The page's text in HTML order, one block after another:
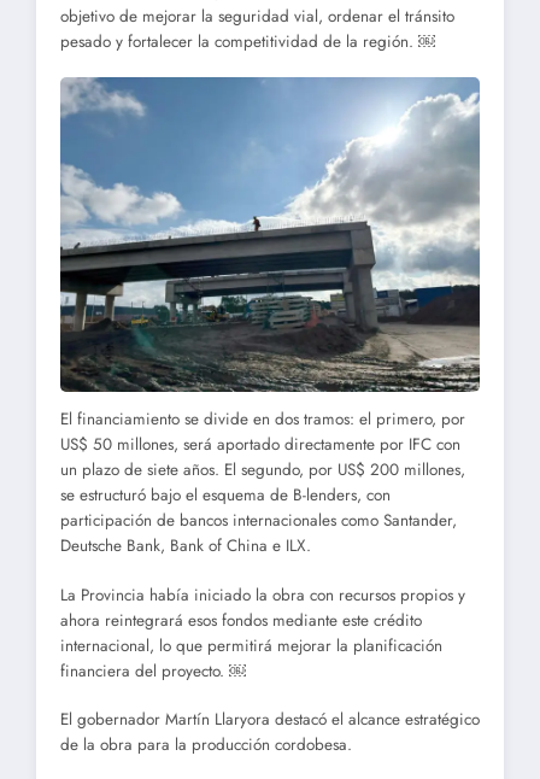
objetivo de mejorar la seguridad vial, ordenar el tránsito
pesado y fortalecer la competitividad de la región. ￼
El financiamiento se divide en dos tramos: el primero, por
US$ 50 millones, será aportado directamente por IFC con
un plazo de siete años. El segundo, por US$ 200 millones,
se estructuró bajo el esquema de B-lenders, con
participación de bancos internacionales como Santander,
Deutsche Bank, Bank of China e ILX.
La Provincia había iniciado la obra con recursos propios y
ahora reintegrará esos fondos mediante este crédito
internacional, lo que permitirá mejorar la planificación
financiera del proyecto. ￼
El gobernador Martín Llaryora destacó el alcance estratégico
de la obra para la producción cordobesa.